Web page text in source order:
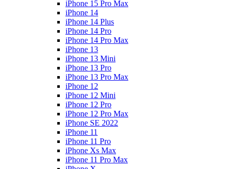
iPhone 15 Pro Max
iPhone 14
iPhone 14 Plus
iPhone 14 Pro
iPhone 14 Pro Max
iPhone 13
iPhone 13 Mini
iPhone 13 Pro
iPhone 13 Pro Max
iPhone 12
iPhone 12 Mini
iPhone 12 Pro
iPhone 12 Pro Max
iPhone SE 2022
iPhone 11
iPhone 11 Pro
iPhone Xs Max
iPhone 11 Pro Max